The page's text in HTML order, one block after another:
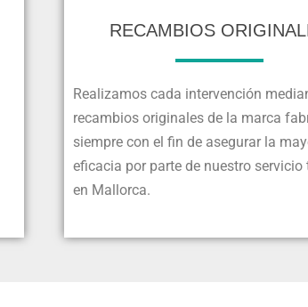
RECAMBIOS
Realizamos cada intervención
recambios originales de la marca
siempre con el fin de asegurar la
eficacia por parte de nuestro servicio
en Mallorca.